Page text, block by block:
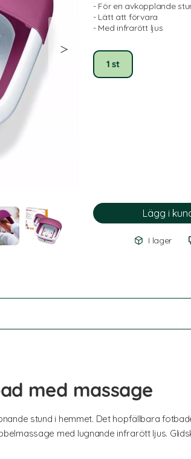
- För en avkopplande
- Lätt att förvara
- Med infrarött ljus
1 st
I lager
med massage
stund i hemmet. Det hopfällbara
med lugnande infrarött ljus.